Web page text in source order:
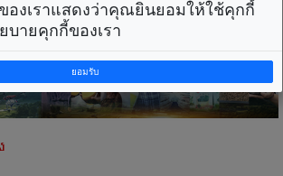
องเราแสดงว่าคุณยินยอมให้ใช้คุกกี้
ายคุกกี้ของเรา
ยอมรับ